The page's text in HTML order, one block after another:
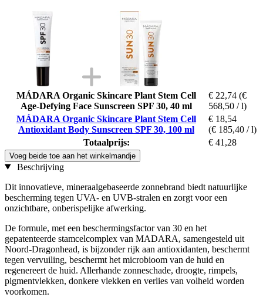
MÁDARA Organic Skincare Plant Stem Cell
Age-Defying Face Sunscreen SPF 30, 40 ml
€ 22,74 (€
568,50 / l)
MÁDARA Organic Skincare Plant Stem Cell
Antioxidant Body Sunscreen SPF 30, 100 ml
€ 18,54
(€ 185,40 / l)
Totaalprijs:
€ 41,28
Voeg beide toe aan het winkelmandje
Beschrijving
Dit innovatieve, mineraalgebaseerde zonnebrand biedt natuurlijke
bescherming tegen UVA- en UVB-stralen en zorgt voor een
onzichtbare, onberispelijke afwerking.
De formule, met een beschermingsfactor van 30 en het
gepatenteerde stamcelcomplex van MADARA, samengesteld uit
Noord-Dragonhead, is bijzonder rijk aan antioxidanten, beschermt
tegen vervuiling, beschermt het microbioom van de huid en
regenereert de huid. Allerhande zonneschade, droogte, rimpels,
pigmentvlekken, donkere vlekken en verlies van volheid worden
voorkomen.